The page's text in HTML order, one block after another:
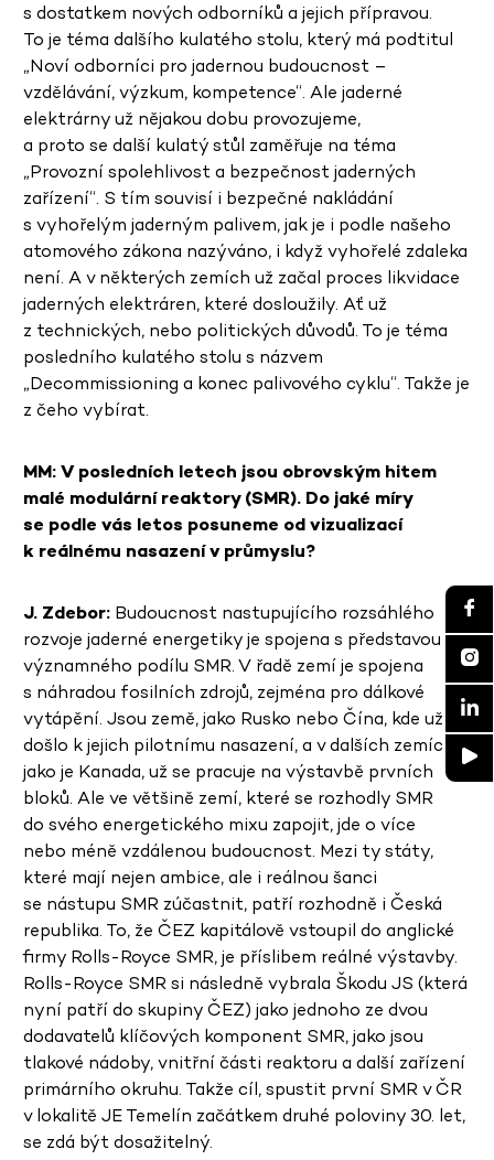
s dostatkem nových odborníků a jejich přípravou.
To je téma dalšího kulatého stolu, který má podtitul
„Noví odborníci pro jadernou budoucnost –
vzdělávání, výzkum, kompetence“. Ale jaderné
elektrárny už nějakou dobu provozujeme,
a proto se další kulatý stůl zaměřuje na téma
„Provozní spolehlivost a bezpečnost jaderných
zařízení“. S tím souvisí i bezpečné nakládání
s vyhořelým jaderným palivem, jak je i podle našeho
atomového zákona nazýváno, i když vyhořelé zdaleka
není. A v některých zemích už začal proces likvidace
jaderných elektráren, které dosloužily. Ať už
z technických, nebo politických důvodů. To je téma
posledního kulatého stolu s názvem
„Decommissioning a konec palivového cyklu“. Takže je
z čeho vybírat.
MM: V posledních letech jsou obrovským hitem
malé modulární reaktory (SMR). Do jaké míry
se podle vás letos posuneme od vizualizací
k reálnému nasazení v průmyslu?
J. Zdebor: Budoucnost nastupujícího rozsáhlého
rozvoje jaderné energetiky je spojena s představou
významného podílu SMR. V řadě zemí je spojena
s náhradou fosilních zdrojů, zejména pro dálkové
vytápění. Jsou země, jako Rusko nebo Čína, kde už
došlo k jejich pilotnímu nasazení, a v dalších zemích,
jako je Kanada, už se pracuje na výstavbě prvních
bloků. Ale ve většině zemí, které se rozhodly SMR
do svého energetického mixu zapojit, jde o více
nebo méně vzdálenou budoucnost. Mezi ty státy,
které mají nejen ambice, ale i reálnou šanci
se nástupu SMR zúčastnit, patří rozhodně i Česká
republika. To, že ČEZ kapitálově vstoupil do anglické
firmy Rolls-Royce SMR, je příslibem reálné výstavby.
Rolls-Royce SMR si následně vybrala Škodu JS (která
nyní patří do skupiny ČEZ) jako jednoho ze dvou
dodavatelů klíčových komponent SMR, jako jsou
tlakové nádoby, vnitřní části reaktoru a další zařízení
primárního okruhu. Takže cíl, spustit první SMR v ČR
v lokalitě JE Temelín začátkem druhé poloviny 30. let,
se zdá být dosažitelný.